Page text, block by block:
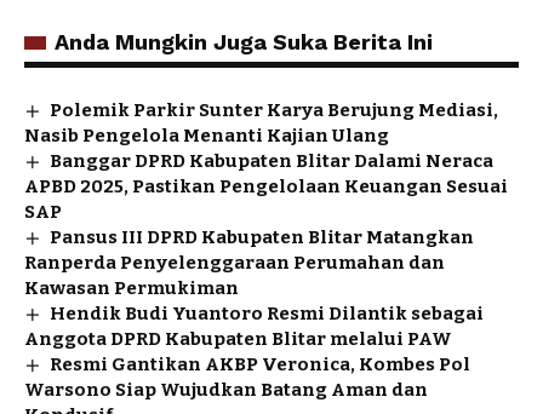
Anda Mungkin Juga Suka Berita Ini
Polemik Parkir Sunter Karya Berujung Mediasi,
Nasib Pengelola Menanti Kajian Ulang
Banggar DPRD Kabupaten Blitar Dalami Neraca
APBD 2025, Pastikan Pengelolaan Keuangan Sesuai
SAP
Pansus III DPRD Kabupaten Blitar Matangkan
Ranperda Penyelenggaraan Perumahan dan
Kawasan Permukiman
Hendik Budi Yuantoro Resmi Dilantik sebagai
Anggota DPRD Kabupaten Blitar melalui PAW
Resmi Gantikan AKBP Veronica, Kombes Pol
Warsono Siap Wujudkan Batang Aman dan